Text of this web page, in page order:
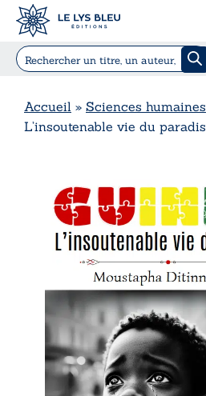
Accueil » Sciences humaines
L’insoutenable vie du paradis